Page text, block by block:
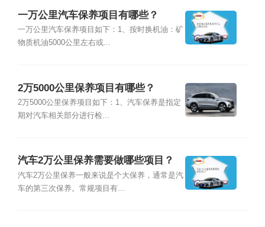
一万公里汽车保养项目有哪些？
一万公里汽车保养项目如下：1、按时换机油：矿
物质机油5000公里左右或...
2万5000公里保养项目有哪些？
2万5000公里保养项目如下：1、汽车保养是指定
期对汽车相关部分进行检...
汽车2万公里保养需要做哪些项目？
汽车2万公里保养一般来说是个大保养，通常是汽
车的第三次保养。常规项目有...